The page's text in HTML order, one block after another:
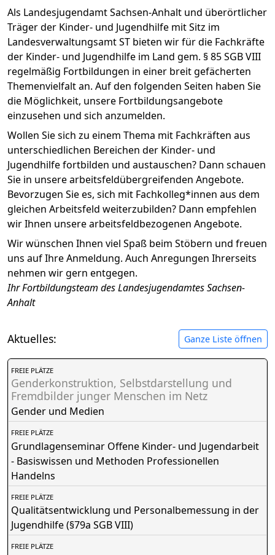
Als Landesjugendamt Sachsen-Anhalt und überörtlicher
Träger der Kinder- und Jugendhilfe mit Sitz im
Landesverwaltungsamt ST bieten wir für die Fachkräfte
der Kinder- und Jugendhilfe im Land gem. § 85 SGB VIII
regelmäßig Fortbildungen in einer breit gefächerten
Themenvielfalt an. Auf den folgenden Seiten haben Sie
die Möglichkeit, unsere Fortbildungsangebote
einzusehen und sich anzumelden.
Wollen Sie sich zu einem Thema mit Fachkräften aus
unterschiedlichen Bereichen der Kinder- und
Jugendhilfe fortbilden und austauschen? Dann schauen
Sie in unsere arbeitsfeldübergreifenden Angebote.
Bevorzugen Sie es, sich mit Fachkolleg*innen aus dem
gleichen Arbeitsfeld weiterzubilden? Dann empfehlen
wir Ihnen unsere arbeitsfeldbezogenen Angebote.
Wir wünschen Ihnen viel Spaß beim Stöbern und freuen
uns auf Ihre Anmeldung. Auch Anregungen Ihrerseits
nehmen wir gern entgegen.
Ihr Fortbildungsteam des Landesjugendamtes Sachsen-
Anhalt
Aktuelles: Ganze Liste öffnen
FREIE PLÄTZE
Genderkonstruktion, Selbstdarstellung und
Fremdbilder junger Menschen im Netz
Gender und Medien
FREIE PLÄTZE
Grundlagenseminar Offene Kinder- und Jugendarbeit
- Basiswissen und Methoden Professionellen
Handelns
FREIE PLÄTZE
Qualitätsentwicklung und Personalbemessung in der
Jugendhilfe (§79a SGB VIII)
FREIE PLÄTZE